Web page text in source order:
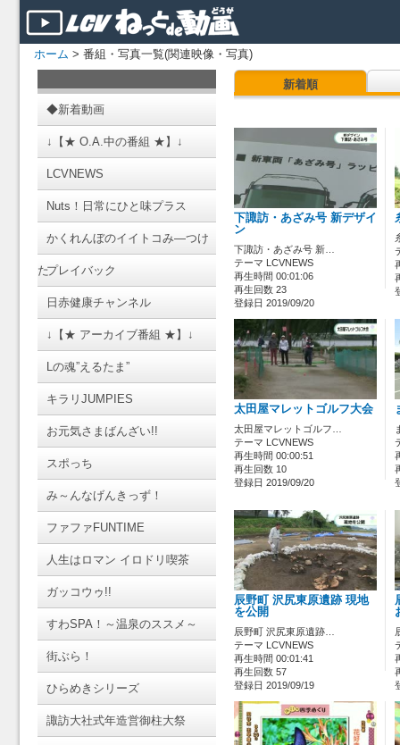
ホーム > 番組・写真一覧(関連映像・写真)
◆新着動画
↓【★ O.A.中の番組 ★】↓
LCVNEWS
Nuts！日常にひと味プラス
かくれんぼのイイトコみ―つけ
たプレイバック
日赤健康チャンネル
↓【★ アーカイブ番組 ★】↓
Lの魂”えるたま”
キラリJUMPIES
お元気さまばんざい!!
スポっち
み～んなげんきっず！
ファファFUNTIME
人生はロマン イロドリ喫茶
ガッコウゥ!!
すわSPA！～温泉のススメ～
街ぶら！
ひらめきシリーズ
諏訪大社式年造営御柱大祭
新着順
下諏訪・あざみ号 新デザイ
ン
下諏訪・あざみ号 新…
テーマ LCVNEWS
再生時間 00:01:06
再生回数 23
登録日 2019/09/20
太田屋マレットゴルフ大会
太田屋マレットゴルフ…
テーマ LCVNEWS
再生時間 00:00:51
再生回数 10
登録日 2019/09/20
辰野町 沢尻東原遺跡 現地
を公開
辰野町 沢尻東原遺跡…
テーマ LCVNEWS
再生時間 00:01:41
再生回数 57
登録日 2019/09/19